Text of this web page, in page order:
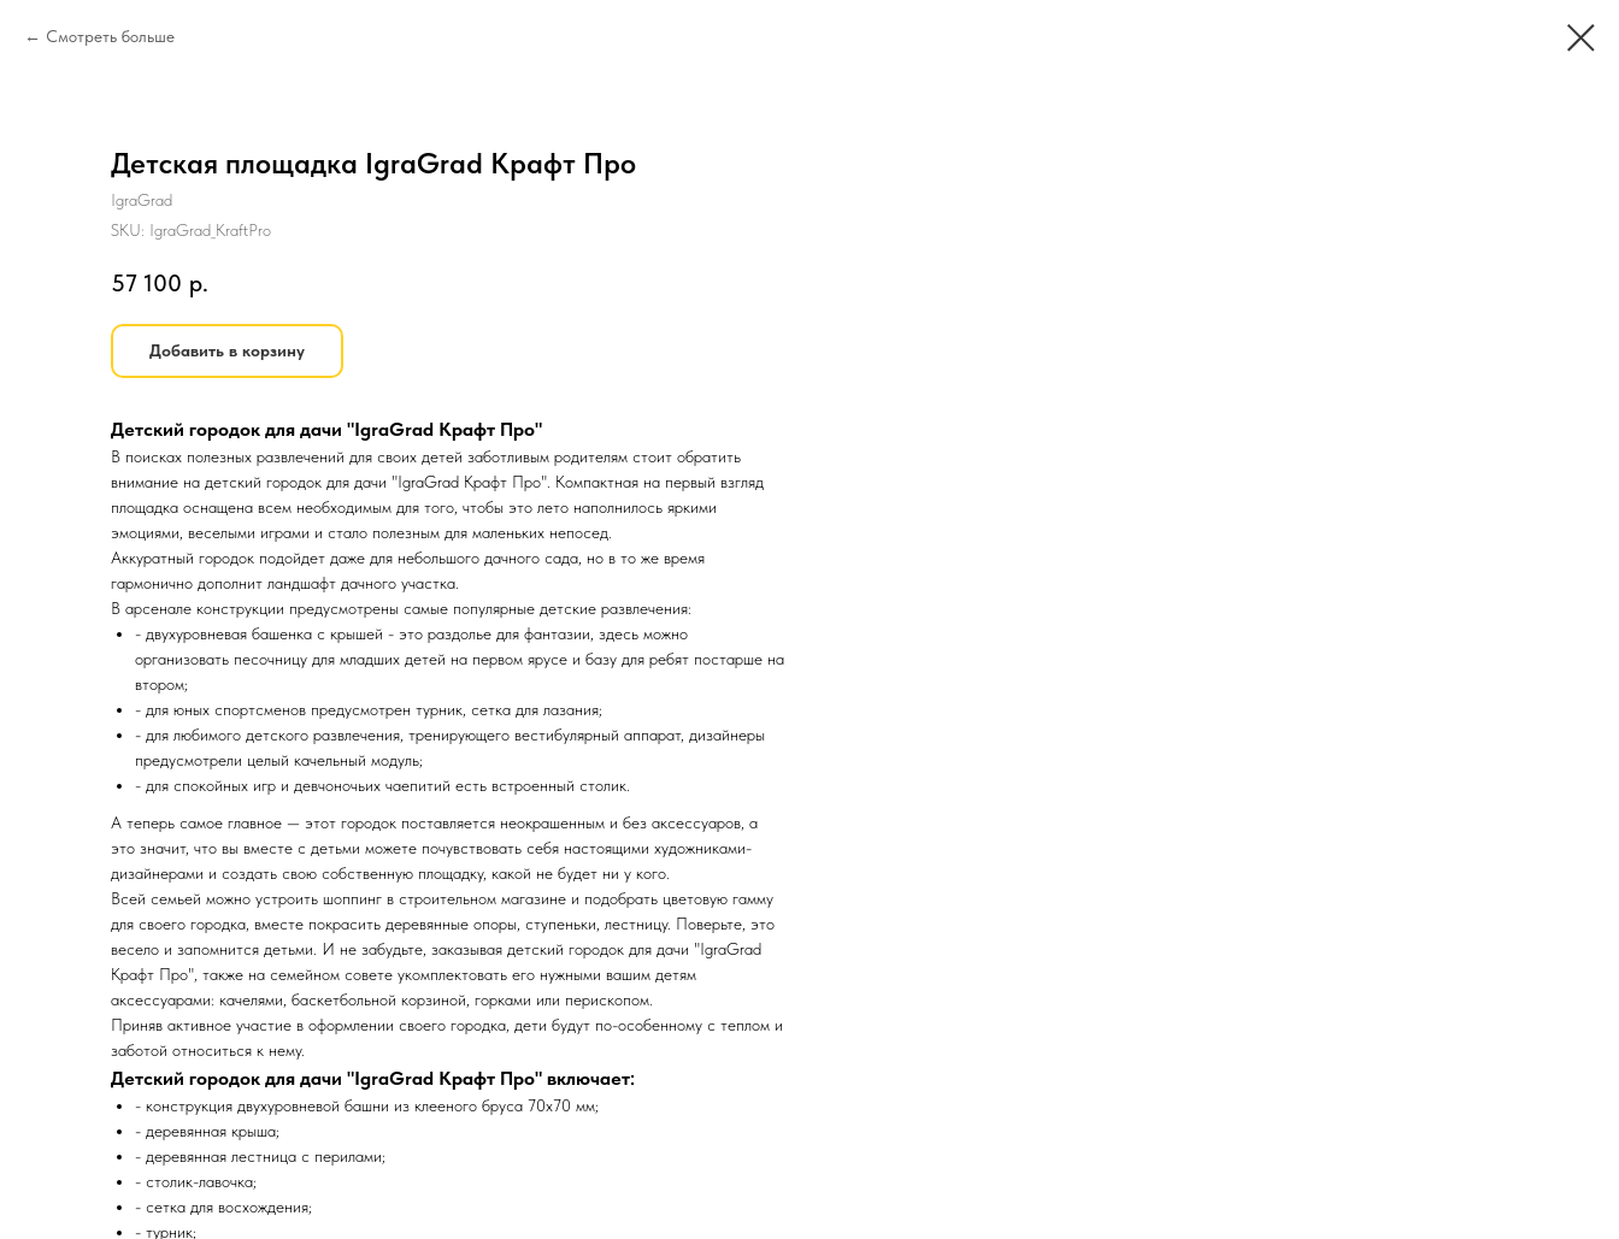
Смотреть больше
Детская площадка IgraGrad Крафт Про
IgraGrad
SKU: IgraGrad_KraftPro
57 100 р.
Добавить в корзину
Детский городок для дачи "IgraGrad Крафт Про"
В поисках полезных развлечений для своих детей заботливым родителям стоит обратить
внимание на детский городок для дачи "IgraGrad Крафт Про". Компактная на первый взгляд
площадка оснащена всем необходимым для того, чтобы это лето наполнилось яркими
эмоциями, веселыми играми и стало полезным для маленьких непосед.
Аккуратный городок подойдет даже для небольшого дачного сада, но в то же время
гармонично дополнит ландшафт дачного участка.
В арсенале конструкции предусмотрены самые популярные детские развлечения:
- двухуровневая башенка с крышей - это раздолье для фантазии, здесь можно
организовать песочницу для младших детей на первом ярусе и базу для ребят постарше на
втором;
- для юных спортсменов предусмотрен турник, сетка для лазания;
- для любимого детского развлечения, тренирующего вестибулярный аппарат, дизайнеры
предусмотрели целый качельный модуль;
- для спокойных игр и девчоночьих чаепитий есть встроенный столик.
А теперь самое главное — этот городок поставляется неокрашенным и без аксессуаров, а
это значит, что вы вместе с детьми можете почувствовать себя настоящими художниками-
дизайнерами и создать свою собственную площадку, какой не будет ни у кого.
Всей семьей можно устроить шоппинг в строительном магазине и подобрать цветовую гамму
для своего городка, вместе покрасить деревянные опоры, ступеньки, лестницу. Поверьте, это
весело и запомнится детьми. И не забудьте, заказывая детский городок для дачи "IgraGrad
Крафт Про", также на семейном совете укомплектовать его нужными вашим детям
аксессуарами: качелями, баскетбольной корзиной, горками или перископом.
Приняв активное участие в оформлении своего городка, дети будут по-особенному с теплом и
заботой относиться к нему.
Детский городок для дачи "IgraGrad Крафт Про" включает:
- конструкция двухуровневой башни из клееного бруса 70х70 мм;
- деревянная крыша;
- деревянная лестница с перилами;
- столик-лавочка;
- сетка для восхождения;
- турник;